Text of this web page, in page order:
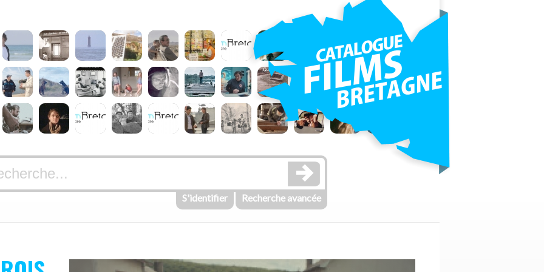
S'identifier Recherche avancée